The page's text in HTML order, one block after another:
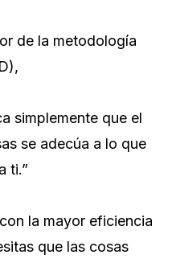
de la metodología
simplemente que el
se adecúa a lo que
ti.”
la mayor eficiencia
que las cosas